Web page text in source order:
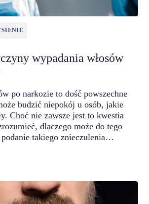
wypadania włosów
po narkozie to dość powszechne
budzić niepokój u osób, jakie
Choć nie zawsze jest to kwestia
dlaczego może do tego
takiego znieczulenia…